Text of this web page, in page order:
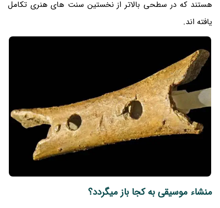
هستند که در سطحی بالاتر از نخستین سنت های هنری تکامل
یافته اند.
منشاء موسیقی به کجا باز میگردد؟